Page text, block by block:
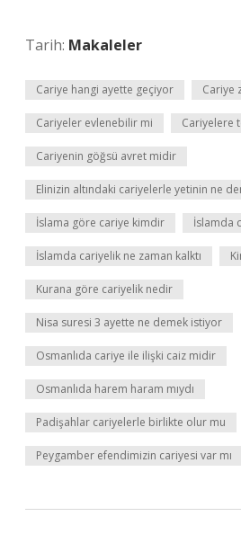
Tarih: Makaleler
Cariye hangi ayette geçiyor Cariye
Cariyeler evlenebilir mi Cariyelere
Cariyenin göğsü avret midir
Elinizin altındaki cariyelerle yetinin ne
İslama göre cariye kimdir İslamda
İslamda cariyelik ne zaman kalktı
Kurana göre cariyelik nedir
Nisa suresi 3 ayette ne demek istiyor
Osmanlıda cariye ile ilişki caiz midir
Osmanlıda harem haram mıydı
Padişahlar cariyelerle birlikte olur mu
Peygamber efendimizin cariyesi var mı